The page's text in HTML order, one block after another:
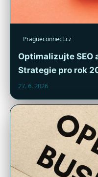
Pragueconnect.cz
Optimalizujte SEO
Strategie pro rok
27. 6. 2026